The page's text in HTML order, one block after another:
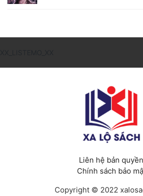
Liên hệ bản quyền
Chính sách bảo
Copyright © 2022